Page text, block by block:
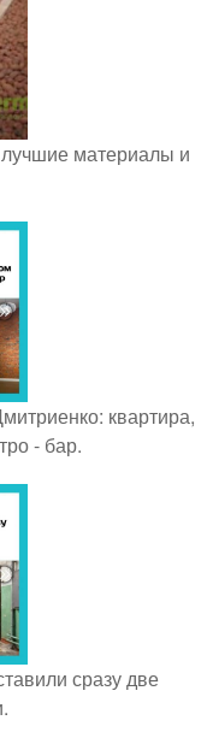
лучшие материалы и
квартира,
- бар.
сразу две